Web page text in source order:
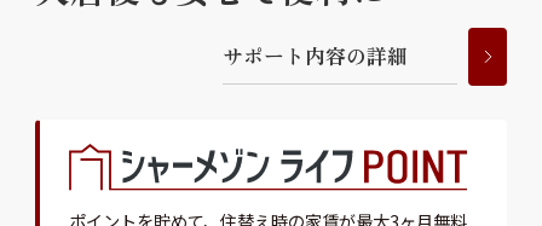
サポー ト 内容の詳細
ポイントを貯めて、 住替え時の家賃が最大3ヶ月無料